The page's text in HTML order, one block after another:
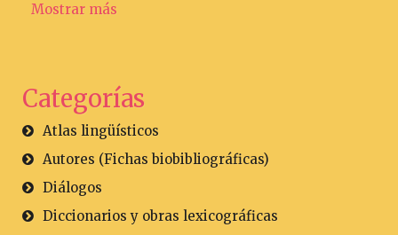
Mostrar más
Categorías
Atlas lingüísticos
Autores (Fichas biobibliográficas)
Diálogos
Diccionarios y obras lexicográficas